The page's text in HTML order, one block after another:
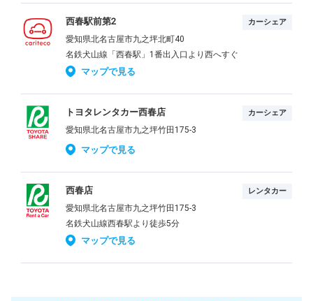
西春駅前第2 カーシェア
愛知県北名古屋市九之坪北町40
名鉄犬山線「西春駅」1番出入口より西へすぐ
マップで見る
トヨタレンタカー西春店 カーシェア
愛知県北名古屋市九之坪竹田175-3
マップで見る
西春店 レンタカー
愛知県北名古屋市九之坪竹田175-3
名鉄犬山線西春駅より徒歩5分
マップで見る